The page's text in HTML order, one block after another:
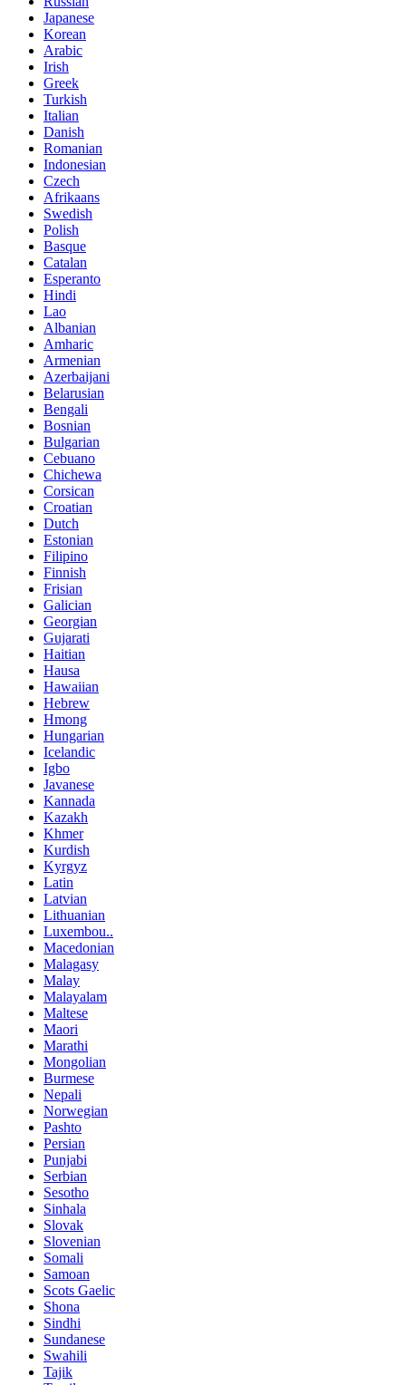
Japanese
Korean
Arabic
Irish
Greek
Turkish
Italian
Danish
Romanian
Indonesian
Czech
Afrikaans
Swedish
Polish
Basque
Catalan
Esperanto
Hindi
Lao
Albanian
Amharic
Armenian
Azerbaijani
Belarusian
Bengali
Bosnian
Bulgarian
Cebuano
Chichewa
Corsican
Croatian
Dutch
Estonian
Filipino
Finnish
Frisian
Galician
Georgian
Gujarati
Haitian
Hausa
Hawaiian
Hebrew
Hmong
Hungarian
Icelandic
Igbo
Javanese
Kannada
Kazakh
Khmer
Kurdish
Kyrgyz
Latin
Latvian
Lithuanian
Luxembou..
Macedonian
Malagasy
Malay
Malayalam
Maltese
Maori
Marathi
Mongolian
Burmese
Nepali
Norwegian
Pashto
Persian
Punjabi
Serbian
Sesotho
Sinhala
Slovak
Slovenian
Somali
Samoan
Scots Gaelic
Shona
Sindhi
Sundanese
Swahili
Tajik